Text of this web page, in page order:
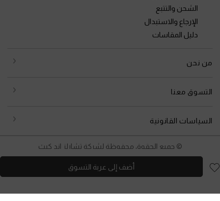
أضف إلى عربة التسوق
الشحن والتتبع
الإرجاع والاستبدال
دليل المقاسات
من نحن
التسوق معنا
السياسات القانونية
© جميع الحقوق محفوظة لشركة تشارلز اند كيث